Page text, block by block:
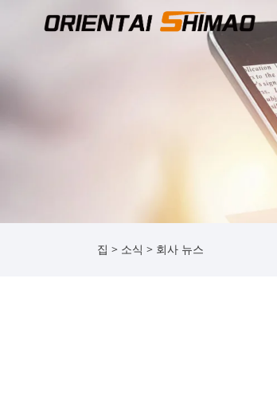
집 > 소식 > 회사 뉴스